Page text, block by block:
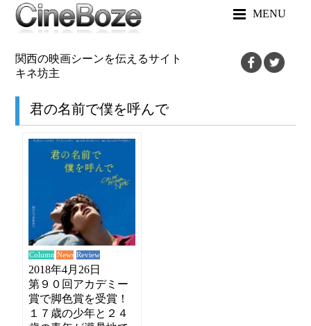
MENU
関西の映画シーンを伝えるサイト
キネ坊主
君の名前で僕を呼んで
Column News Review
2018年4月26日
第９０回アカデミー
賞で脚色賞を受賞！
１７歳の少年と２４